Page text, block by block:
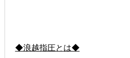
◆浪越指圧とは◆